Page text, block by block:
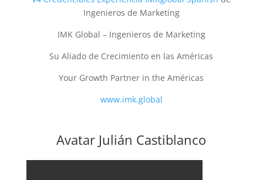
Ingenieros de Marketing
IMK Global – Ingenieros de Marketing
Su Aliado de Crecimiento en las Américas
Your Growth Partner in the Américas
www.imk.global
Avatar Julián Castiblanco